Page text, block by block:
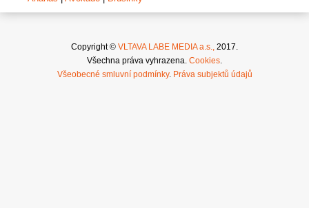
Copyright © VLTAVA LABE MEDIA a.s.,
2017.
Všechna práva vyhrazena. Cookies
Všeobecné smluvní podmínky. Práva subjektů údajů